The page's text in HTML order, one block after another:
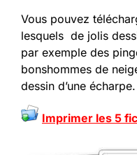
Vous pouvez
lesquels de jolis
par exemple des
bonshommes de
dessin d’une écharpe.
Imprimer les 5